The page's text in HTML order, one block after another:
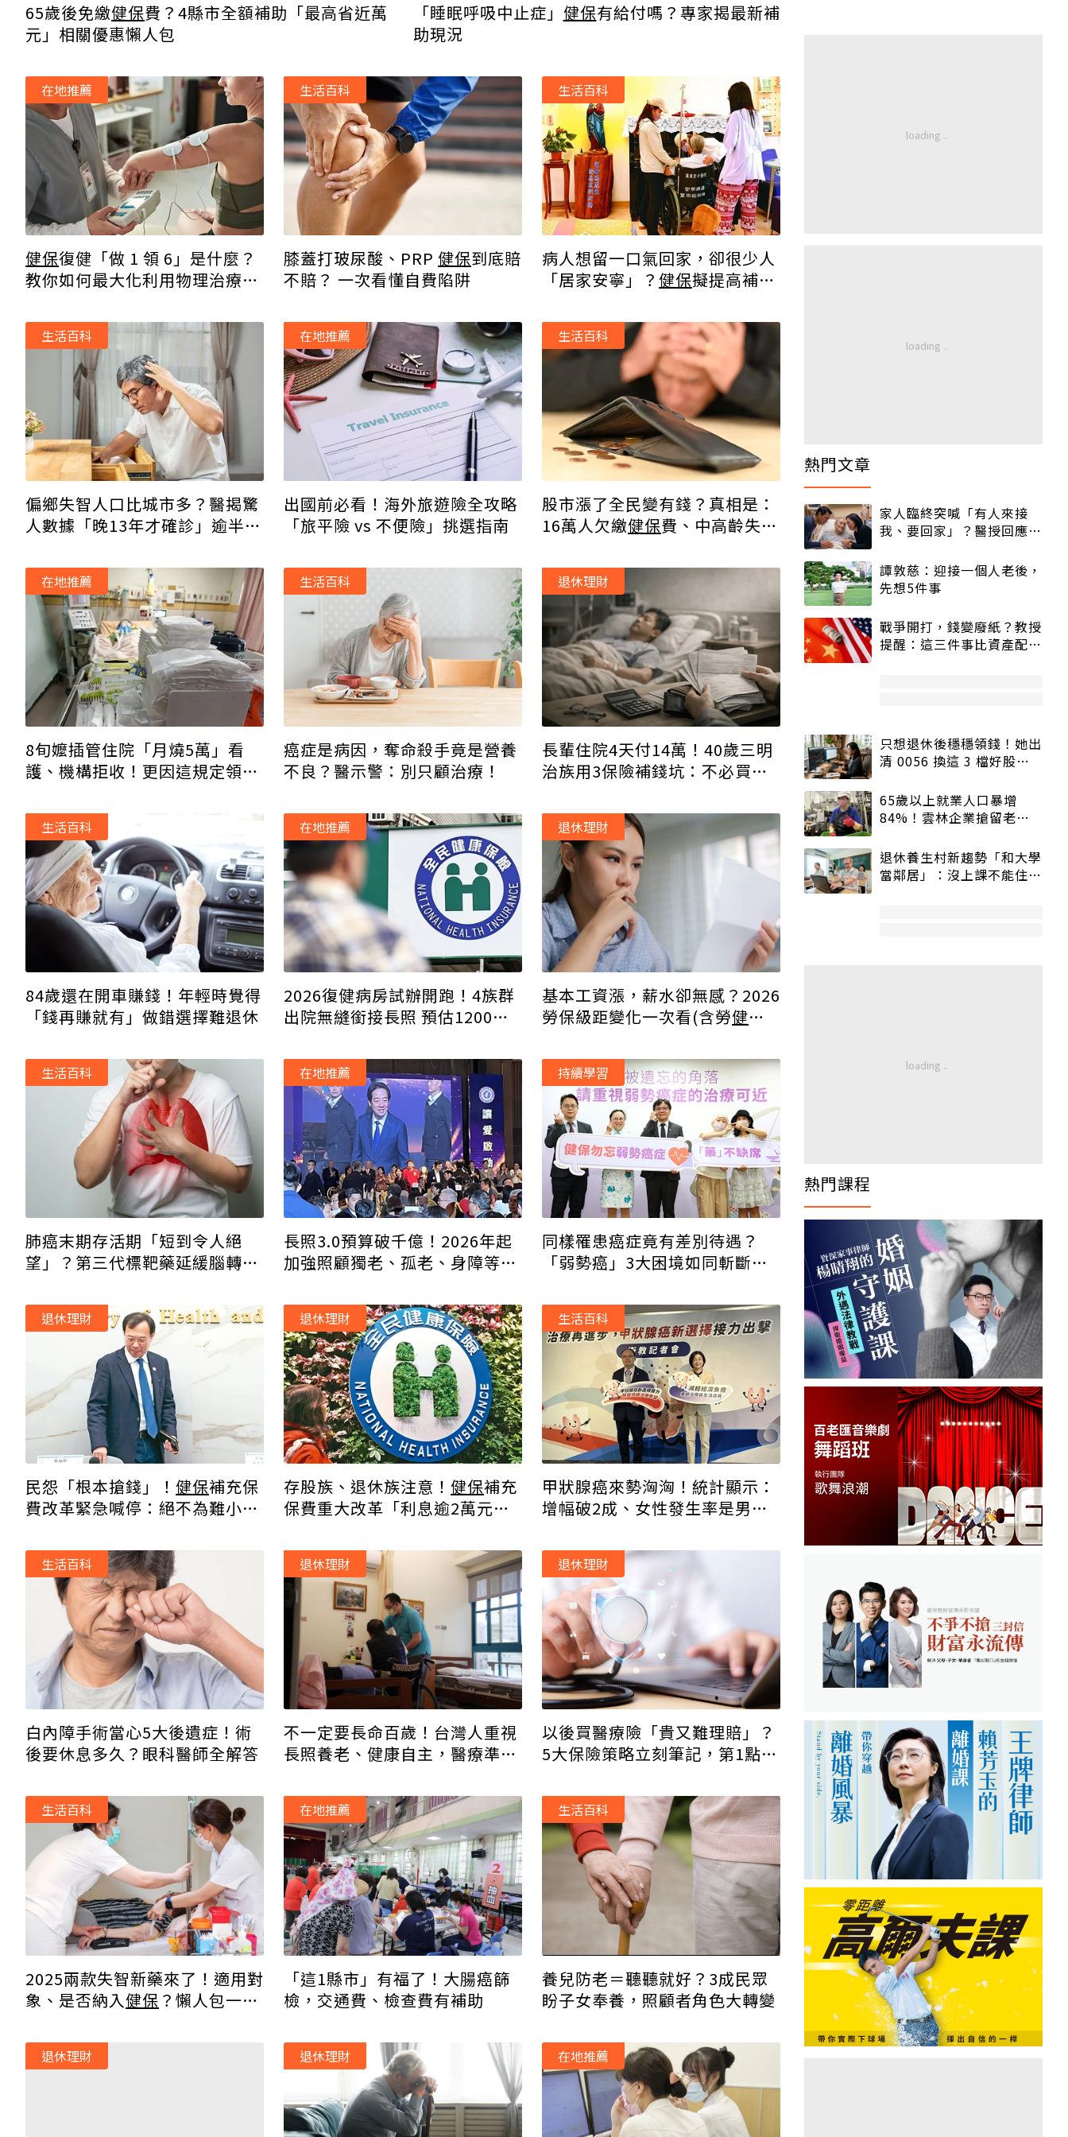
65歲後免繳健保費？4縣市全額補助「最高省近萬
元」相關優惠懶人包
「睡眠呼吸中止症」 健保有給付嗎？專家揭最新補
助現況
健保復健「做 1 領 6」是什麼？
教你如何最大化利用物理治療資
在地推薦
膝蓋打玻尿酸、PRP 健保到底賠
不賠？ 一次看懂自費陷阱
生活百科
病人想留一口氣回家，卻很少人
「居家安寧」？ 健保擬提高補
生活百科
偏鄉失智人口比城市多？醫揭驚
人數據「晚13年才確診」逾半數
生活百科
出國前必看！海外旅遊險全攻略
「旅平險 vs 不便險」挑選指南
在地推薦
股市漲了全民變有錢？真相是：
16萬人欠繳健保費、中高齡失業
生活百科
8旬嬤插管住院「月燒5萬」看
護、機構拒收！更因這規定領不
在地推薦
癌症是病因，奪命殺手竟是營養
不良？醫示警：別只顧治療！
生活百科
長輩住院4天付14萬！40歲三明
治族用3保險補錢坑：不必買多
退休理財
84歲還在開車賺錢！年輕時覺得
「錢再賺就有」做錯選擇難退休
生活百科
2026復健病房試辦開跑！4族群
出院無縫銜接長照 預估1200人
在地推薦
基本工資漲，薪水卻無感？2026
勞保級距變化一次看(含勞健
退休理財
肺癌末期存活期「短到令人絕
望」？第三代標靶藥延緩腦轉
生活百科
長照3.0預算破千億！2026年起
加強照顧獨老、孤老、身障等弱
在地推薦
同樣罹患癌症竟有差別待遇？
「弱勢癌」3大困境如同斬斷生
持續學習
民怨「根本搶錢」！ 健保補充保
費改革緊急喊停：絕不為難小資
退休理財
存股族、退休族注意！ 健保補充
保費重大改革「利息逾2萬元需
退休理財
甲狀腺癌來勢洶洶！統計顯示：
增幅破2成、女性發生率是男性3
生活百科
白內障手術當心5大後遺症！術
後要休息多久？眼科醫師全解答
生活百科
不一定要長命百歲！台灣人重視
長照養老、健康自主，醫療準備
退休理財
以後買醫療險「貴又難理賠」？
5大保險策略立刻筆記，第1點超
退休理財
2025兩款失智新藥來了！適用對
象、是否納入健保 ？懶人包一次
生活百科
「這1縣市」有福了！大腸癌篩
檢，交通費、檢查費有補助
在地推薦
養兒防老＝聽聽就好？3成民眾
盼子女奉養，照顧者角色大轉變
生活百科
退休理財 退休理財 在地推薦